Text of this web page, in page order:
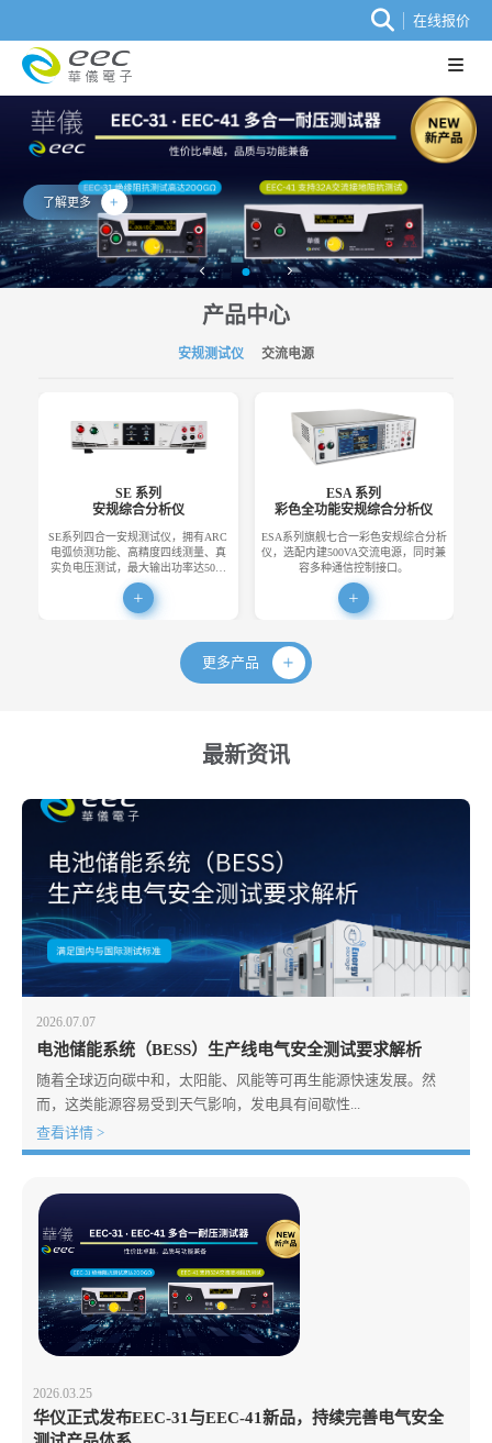
在线报价
了解更多
产品中心
安规测试仪 交流电源
SE 系列
安规综合分析仪
SE系列四合一安规测试仪，拥有ARC
电弧侦测功能、高精度四线测量、真
实负电压测试，最大输出功率达50…
ESA 系列
彩色全功能安规综合分析仪
ESA系列旗舰七合一彩色安规综合分析
仪，选配内建500VA交流电源，同时兼
容多种通信控制接口。
更多产品
最新资讯
2026.07.07
电池储能系统（BESS）生产线电气安全测试要求解析
随着全球迈向碳中和，太阳能、风能等可再生能源快速发展。然
而，这类能源容易受到天气影响，发电具有间歇性...
查看详情 >
2026.03.25
华仪正式发布EEC-31与EEC-41新品，持续完善电气安全